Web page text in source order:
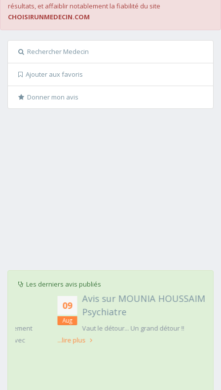
résultats, et affaiblir notablement la fiabilité du site
CHOISIRUNMEDECIN.COM
Rechercher Medecin
Ajouter aux favoris
Donner mon avis
Les derniers avis publiés
Avis sur MOUNIA HOUSSAIM,
Psychiatre
Vaut le détour... Un grand détour !!